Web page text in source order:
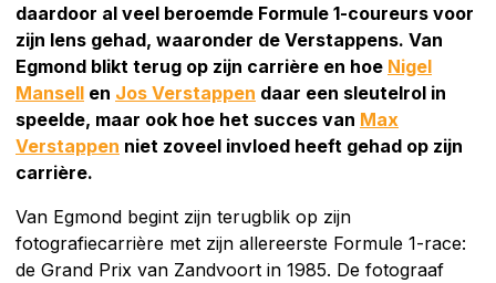
daardoor al veel beroemde Formule 1-coureurs voor
zijn lens gehad, waaronder de Verstappens. Van
Egmond blikt terug op zijn carrière en hoe Nigel
Mansell en Jos Verstappen daar een sleutelrol in
speelde, maar ook hoe het succes van Max
Verstappen niet zoveel invloed heeft gehad op zijn
carrière.
Van Egmond begint zijn terugblik op zijn
fotografiecarrière met zijn allereerste Formule 1-race:
de Grand Prix van Zandvoort in 1985. De fotograaf